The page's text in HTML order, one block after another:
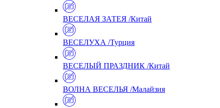
ВЕСЕЛАЯ ЗАТЕЯ /Китай
ВЕСЕЛУХА /Турция
ВЕСЕЛЫЙ ПРАЗДНИК /Китай
ВОЛНА ВЕСЕЛЬЯ /Малайзия